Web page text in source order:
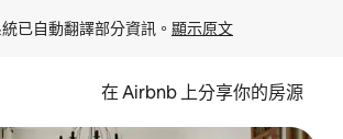
已自動翻譯部分資訊。 顯示原文
在 Airbnb 上分享你的房源